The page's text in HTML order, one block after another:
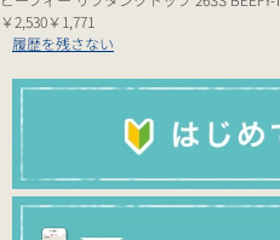
￥2,530￥1,771
履歴を残さない